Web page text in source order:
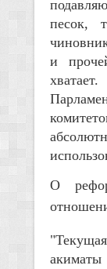
песок,
и
О
акиматы